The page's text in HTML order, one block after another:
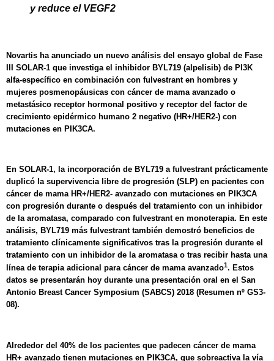
y reduce el VEGF2
Novartis ha anunciado un nuevo análisis del ensayo global de Fase
III SOLAR-1 que investiga el inhibidor BYL719 (alpelisib) de PI3K
alfa-específico en combinación con fulvestrant en hombres y
mujeres posmenopáusicas con cáncer de mama avanzado o
metastásico receptor hormonal positivo y receptor del factor de
crecimiento epidérmico humano 2 negativo (HR+/HER2-) con
mutaciones en PIK3CA.
En SOLAR-1, la incorporación de BYL719 a fulvestrant prácticamente
duplicó la supervivencia libre de progresión (SLP) en pacientes con
cáncer de mama HR+/HER2- avanzado con mutaciones en PIK3CA
con progresión durante o después del tratamiento con un inhibidor
de la aromatasa, comparado con fulvestrant en monoterapia. En este
análisis, BYL719 más fulvestrant también demostró beneficios de
tratamiento clínicamente significativos tras la progresión durante el
tratamiento con un inhibidor de la aromatasa o tras recibir hasta una
línea de terapia adicional para cáncer de mama avanzado1. Estos
datos se presentarán hoy durante una presentación oral en el San
Antonio Breast Cancer Symposium (SABCS) 2018 (Resumen nº GS3-
08).
Alrededor del 40% de los pacientes que padecen cáncer de mama
HR+ avanzado tienen mutaciones en PIK3CA, que sobreactiva la vía